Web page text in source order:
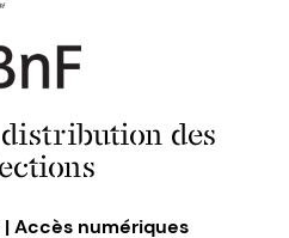
des
| Accès numériques